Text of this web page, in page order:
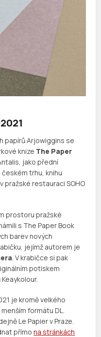
papírů Arjowiggins se
knize The Paper
jako přední
trhu, knihu
pražské restauraci SOHO
prostoru pražské
s The Paper Book
barev nových
jejímž autorem je
. V krabičce si pak
potiskem
je kromě velkého
formátu DL.
Le Papier v Praze.
přímona stránkách